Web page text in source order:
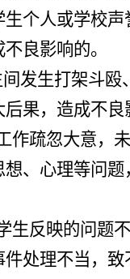
生个人或学校声
良影响的。
发生打架斗殴
果，造成不良
作疏忽大意，
想、心理等问题
生反映的问题
件处理不当，致